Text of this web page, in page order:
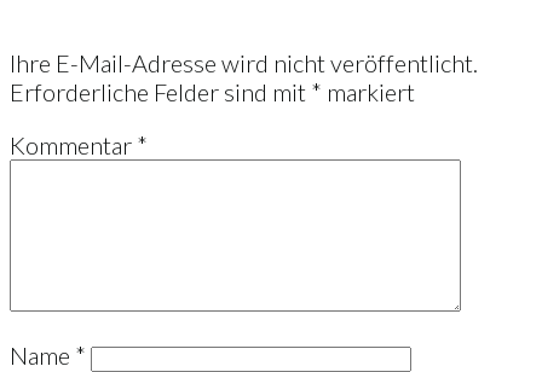
Ihre E-Mail-Adresse wird nicht veröffentlicht.
Erforderliche Felder sind mit * markiert
Kommentar *
Name *